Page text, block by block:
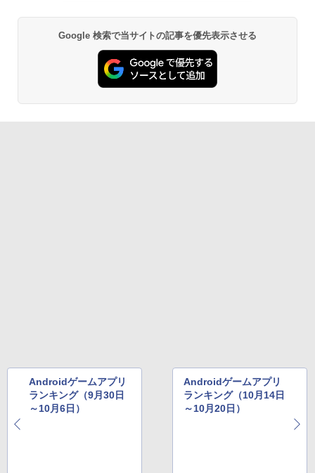
Google 検索で当サイトの記事を優先表示させる
Androidゲームアプリ
ランキング（9月30日
～10月6日）
Androidゲームアプリ
ランキング（10月14日
～10月20日）